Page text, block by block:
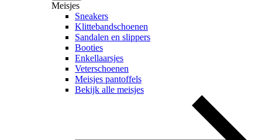
Meisjes
Sneakers
Klittebandschoenen
Sandalen en slippers
Booties
Enkellaarsjes
Veterschoenen
Meisjes pantoffels
Bekijk alle meisjes